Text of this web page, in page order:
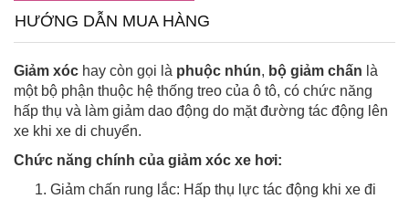
HƯỚNG DẪN MUA HÀNG
Giảm xóc hay còn gọi là phuộc nhún, bộ giảm chấn là
một bộ phận thuộc hệ thống treo của ô tô, có chức năng
hấp thụ và làm giảm dao động do mặt đường tác động lên
xe khi xe di chuyển.
Chức năng chính của giảm xóc xe hơi:
Giảm chấn rung lắc: Hấp thụ lực tác động khi xe đi